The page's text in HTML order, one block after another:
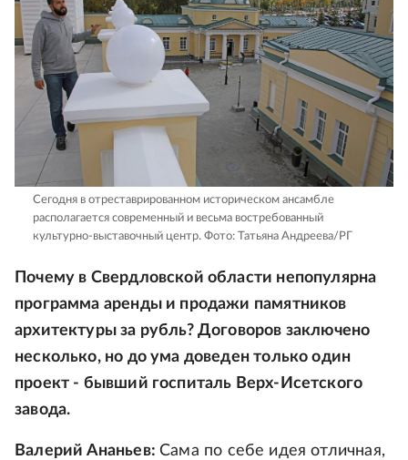
Сегодня в отреставрированном историческом ансамбле
располагается современный и весьма востребованный
культурно-выставочный центр. Фото: Татьяна Андреева/РГ
Почему в Свердловской области непопулярна
программа аренды и продажи памятников
архитектуры за рубль? Договоров заключено
несколько, но до ума доведен только один
проект - бывший госпиталь Верх-Исетского
завода.
Валерий Ананьев:Сама по себе идея отличная,